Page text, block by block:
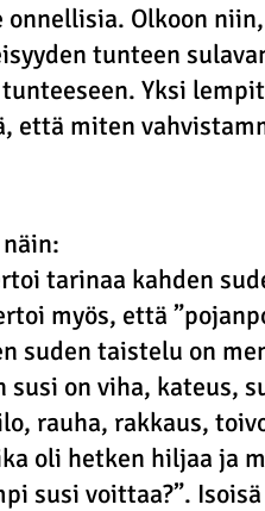
Olkoon
tunteen
Yksi
että miten
tarinaa kahden
myös, että
suden taistelu on
susi on viha, kateus,
rauha, rakkaus,
oli hetken hiljaa ja
susi voittaa?”.